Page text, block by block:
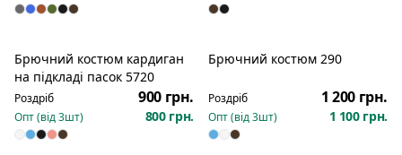
Брючний костюм кардиган
на підкладі пасок 5720
Роздріб 900 грн.
Опт (від3шт) 800 грн.
Брючний костюм 290
Роздріб 1 200 грн.
Опт (від3шт) 1 100 грн.